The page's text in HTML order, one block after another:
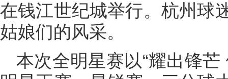
在钱江世纪城举行。杭州球
姑娘们的风采。
本次全明星赛以“耀出锋